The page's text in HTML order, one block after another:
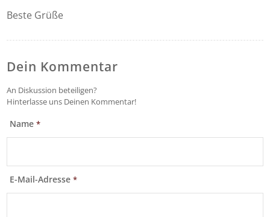
Beste Grüße
Dein Kommentar
An Diskussion beteiligen?
Hinterlasse uns Deinen Kommentar!
Name*
E-Mail-Adresse*